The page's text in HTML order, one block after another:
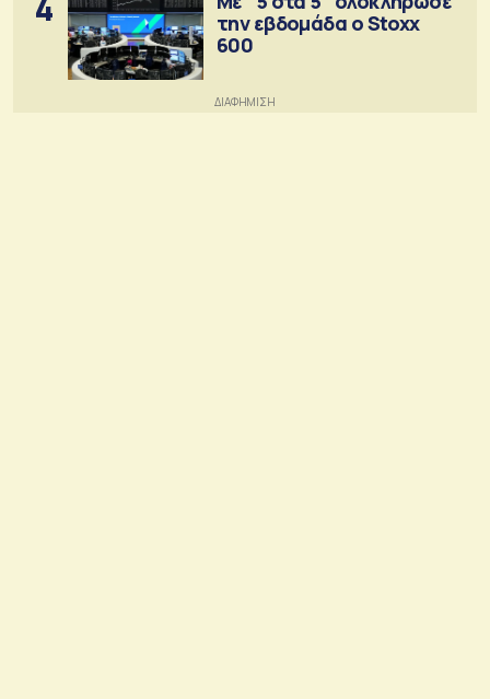
την εβδομάδα ο Stoxx
600